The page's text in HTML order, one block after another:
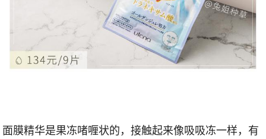
面膜精华是果冻啫喱状的，接触起来像吸吸冻一样，有